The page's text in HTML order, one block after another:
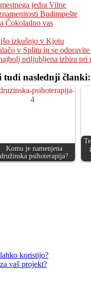
jedra Vilne
Budimpešte
Čokoladno vas
izkušnjo v Kjotu
v Splitu in se
priljubljena izbira pri
tudi naslednji članki:
Komu je namenjena
družinska psihoterapija?
koristijo?
vaš projekt?